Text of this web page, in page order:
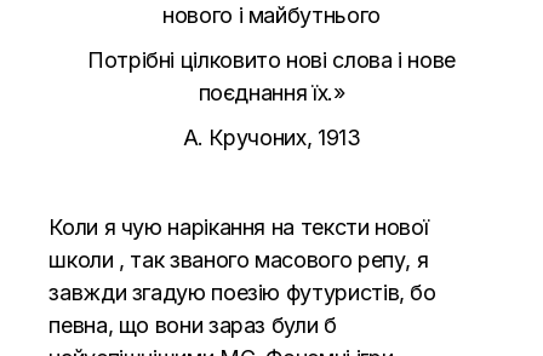
нового і майбутнього
Потрібні цілковито нові слова і нове
поєднання їх.»
А. Кручоних, 1913
Коли я чую нарікання на тексти нової
школи , так званого масового репу, я
завжди згадую поезію футуристів, бо
певна, що вони зараз були б